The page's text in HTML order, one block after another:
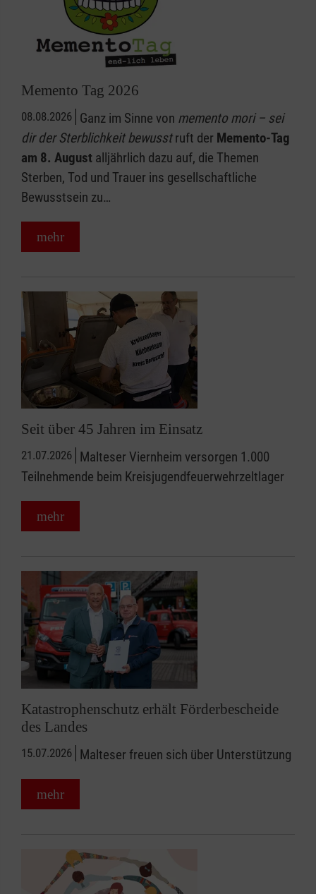
Memento Tag 2026
08.08.2026 Ganz im Sinne von memento mori – sei
dir der Sterblichkeit bewusstruft der Memento-Tag
am 8. August alljährlich dazu auf, die Themen
Sterben, Tod und Trauer ins gesellschaftliche
Bewusstsein zu…
mehr
Seit über 45 Jahren im Einsatz
21.07.2026 Malteser Viernheim versorgen 1.000
Teilnehmende beim Kreisjugendfeuerwehrzeltlager
mehr
Katastrophenschutz erhält Förderbescheide
des Landes
15.07.2026 Malteser freuen sich über Unterstützung
mehr